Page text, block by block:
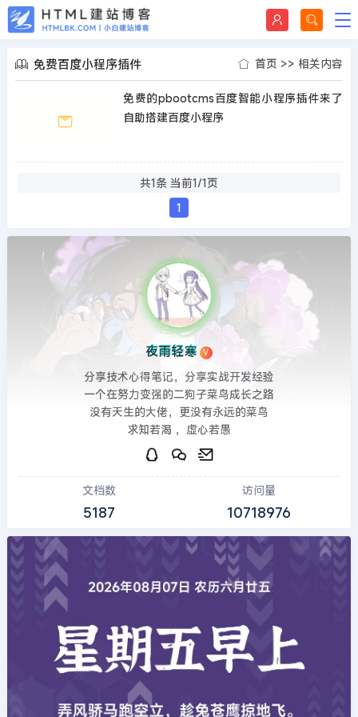
免费百度小程序插件 首页 >> 相关内容
免费的pbootcms百度智能小程序插件来了
自助搭建百度小程序
共1条 当前1/1页
1
夜雨轻寒 V
分享技术心得笔记，分享实战开发经验
一个在努力变强的二狗子菜鸟成长之路
没有天生的大佬，更没有永远的菜鸟
求知若渴 ，虚心若愚
文档数
5187
访问量
10718976